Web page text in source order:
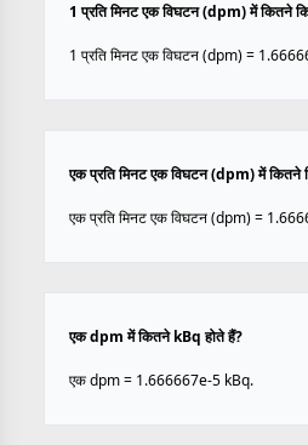
1 प्रति मिनट एक विघटन (dpm) में कितने
1 प्रति मिनट एक विघटन (dpm) =
एक प्रति मिनट एक विघटन (dpm) में कितने
एक प्रति मिनट एक विघटन (dpm) =
एक dpm में कितने kBq होते हैं?
एक dpm = 1.666667e-5 kBq.